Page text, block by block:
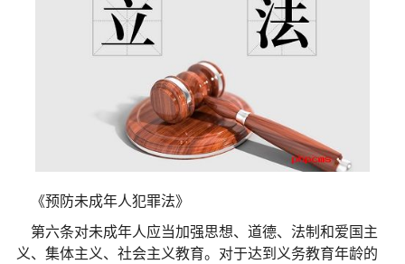
《预防未成年人犯罪法》
第六条对未成年人应当加强思想、道德、法制和爱国主
义、集体主义、社会主义教育。对于达到义务教育年龄的